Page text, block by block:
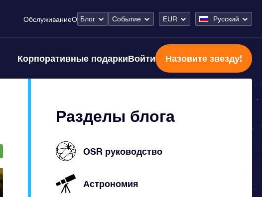
ОбслуживаниеО Блог Событие EUR Русский
Корпоративные подаркиВойти Назовите звезду!
Разделы блога
OSR руководство
Астрономия